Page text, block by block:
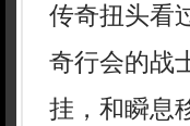
传奇扭头看
奇行会的战
挂，和瞬息